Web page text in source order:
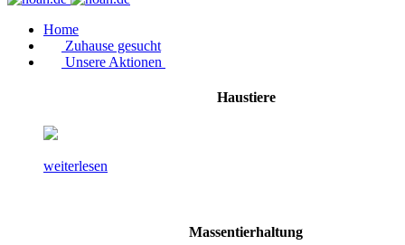
Home
Zuhause gesucht
Unsere Aktionen
Haustiere
weiterlesen
Massentierhaltung